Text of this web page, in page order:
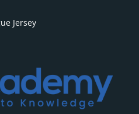
Jersey